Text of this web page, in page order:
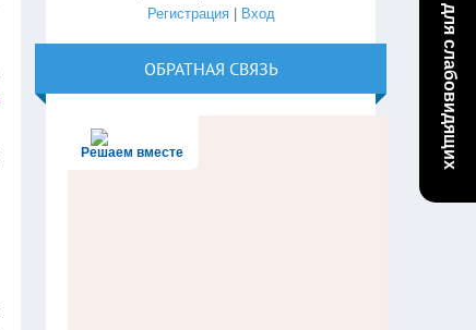
Версия для слабовидящих
Регистрация| Вход
ОБРАТНАЯ СВЯЗЬ
Решаем вместе